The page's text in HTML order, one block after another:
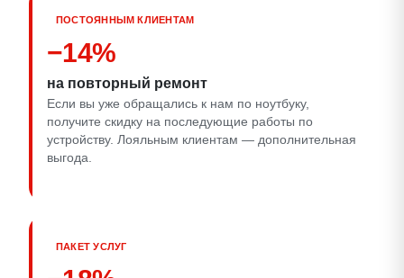
ПОСТОЯННЫМ КЛИЕНТАМ
−14%
на повторный ремонт
Если вы уже обращались к нам по ноутбуку,
получите скидку на последующие работы по
устройству. Лояльным клиентам — дополнительная
выгода.
ПАКЕТ УСЛУГ